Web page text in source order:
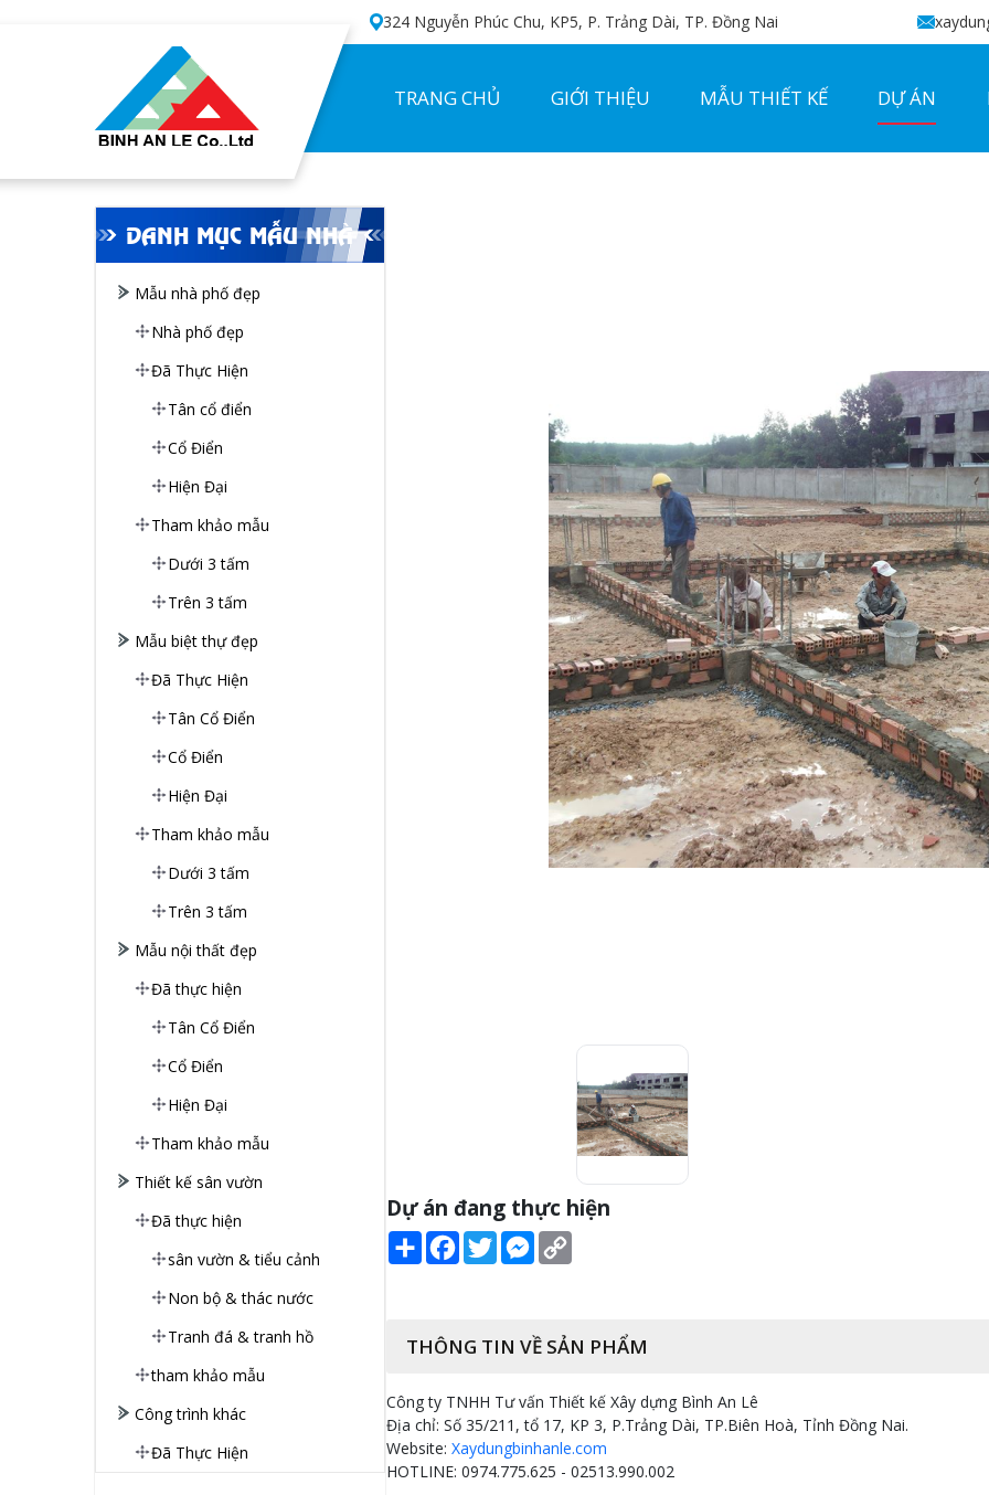
324 Nguyễn Phúc Chu, KP5, P. Trảng Dài, TP. Đồng Nai
TRANG CHỦ GIỚI THIỆU MẪU THIẾT KẾ DỰ ÁN
DANH MỤC MẪU NHÀ
Mẫu nhà phố đẹp
Nhà phố đẹp
Đã Thực Hiện
Tân cổ điển
Cổ Điển
Hiện Đại
Tham khảo mẫu
Dưới 3 tấm
Trên 3 tấm
Mẫu biệt thự đẹp
Đã Thực Hiện
Tân Cổ Điển
Cổ Điển
Hiện Đại
Tham khảo mẫu
Dưới 3 tấm
Trên 3 tấm
Mẫu nội thất đẹp
Đã thực hiện
Tân Cổ Điển
Cổ Điển
Hiện Đại
Tham khảo mẫu
Thiết kế sân vườn
Đã thực hiện
sân vườn & tiểu cảnh
Non bộ & thác nước
Tranh đá & tranh hồ
tham khảo mẫu
Công trình khác
Đã Thực Hiện
Dự án đang thực hiện
ShareFacebook
TwitterMessenger
Copy
Link
THÔNG TIN VỀ SẢN PHẨM
Công ty TNHH Tư vấn Thiết kế Xây dựng Bình An Lê
Địa chỉ: Số 35/211, tổ 17, KP 3, P.Trảng Dài, TP.Biên Hoà, Tỉnh Đồng Nai.
Website: Xaydungbinhanle.com
HOTLINE: 0974.775.625 - 02513.990.002